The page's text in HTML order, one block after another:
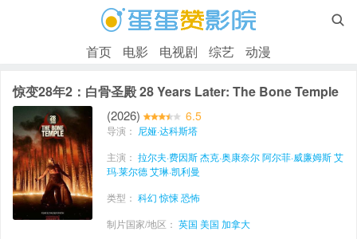

首页 电影 电视剧 综艺 动漫
惊变28年2：白骨圣殿 28 Years Later: The Bone Temple
(2026) 6.5
导演： 尼娅·达科斯塔
主演： 拉尔夫·费因斯杰克·奥康奈尔阿尔菲·威廉姆斯艾
玛·莱尔德艾琳·凯利曼
类型： 科幻 惊悚恐怖
制片国家/地区： 英国 美国 加拿大